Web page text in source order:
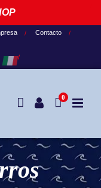
Contacto
0